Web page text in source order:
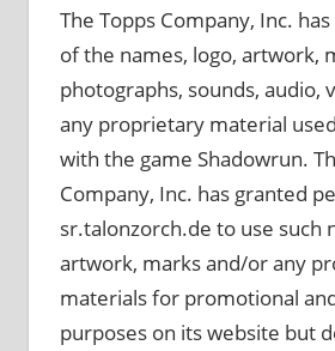
The Topps Company, Inc.
of the names, logo, artwork,
photographs, sounds, audio,
any proprietary material
with the game Shadowrun.
Company, Inc. has granted
sr.talonzorch.de to use such
artwork, marks and/or any
materials for promotional
purposes on its website but